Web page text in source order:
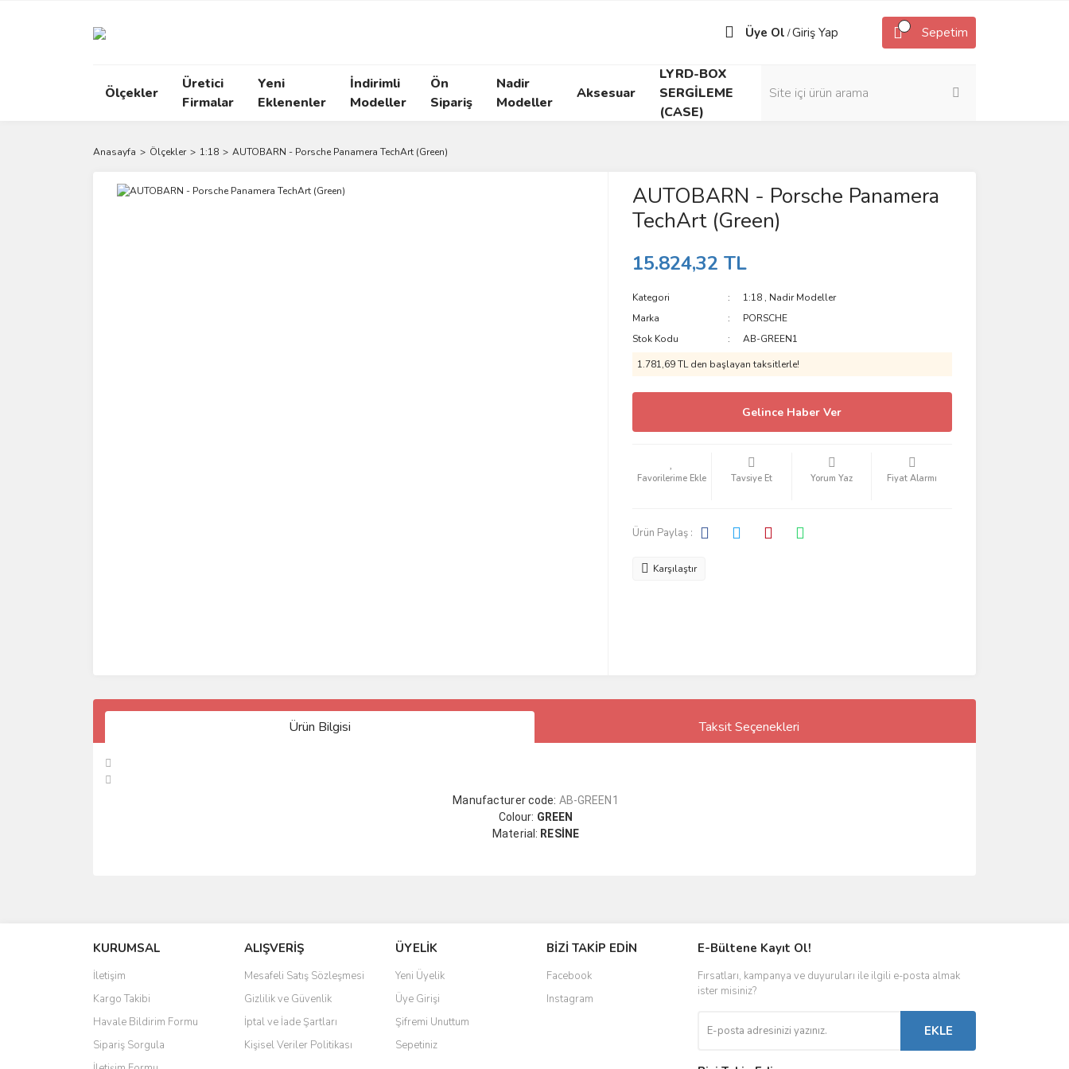
Üye Ol /Giriş Yap Sepetim
Ölçekler
Üretici
Firmalar
Yeni
Eklenenler
İndirimli
Modeller
Ön
Sipariş
Nadir
Modeller
Aksesuar
LYRD-BOX
SERGİLEME
(CASE)
Anasayfa Ölçekler 1:18 AUTOBARN - Porsche Panamera TechArt (Green)
AUTOBARN - Porsche Panamera
TechArt (Green)
15.824,32 TL
Kategori 1:18 , Nadir Modeller
Marka
PORSCHE
Stok Kodu
AB-GREEN1
1.781,69 TL den başlayan taksitlerle!
Gelince Haber Ver
Tavsiye Et Yorum Yaz Fiyat Alarmı
Ürün Paylaş :
Karşılaştır
Ürün Bilgisi Taksit Seçenekleri
Manufacturer code: AB-GREEN1
Colour: GREEN
Material: RESİNE
KURUMSAL
İletişim
Kargo Takibi
Havale Bildirim Formu
Sipariş Sorgula
ALIŞVERİŞ
Mesafeli Satış Sözleşmesi
Gizlilik ve Güvenlik
İptal ve İade Şartları
Kişisel Veriler Politikası
ÜYELİK
Yeni Üyelik
Üye Girişi
Şifremi Unuttum
Sepetiniz
BİZİ TAKİP EDİN
Facebook
Instagram
E-Bültene Kayıt Ol!
Fırsatları, kampanya ve duyuruları ile ilgili e-posta almak
ister misiniz?
EKLE